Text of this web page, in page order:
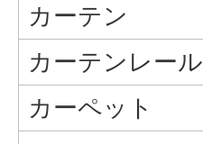
カーテン
カーテンレール
カーペット